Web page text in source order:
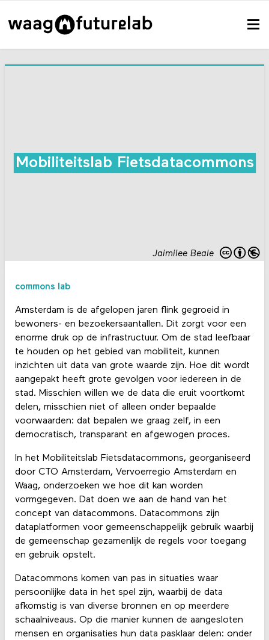
Jaimilee Beale
Mobiliteitslab Fietsdatacommons
commons lab
Amsterdam is de afgelopen jaren flink gegroeid in
bewoners- en bezoekersaantallen. Dit zorgt voor een
enorme druk op de infrastructuur. Om de stad leefbaar
te houden op het gebied van mobiliteit, kunnen
inzichten uit data van grote waarde zijn. Hoe dit wordt
aangepakt heeft grote gevolgen voor iedereen in de
stad. Misschien willen we de data die eruit voortkomt
delen, misschien niet of alleen onder bepaalde
voorwaarden: dat bepalen we graag zelf, in een
democratisch, transparant en afgewogen proces.
In het Mobiliteitslab Fietsdatacommons, georganiseerd
door CTO Amsterdam, Vervoerregio Amsterdam en
Waag, onderzoeken we hoe dit kan worden
vormgegeven. Dat doen we aan de hand van het
concept van datacommons. Datacommons zijn
dataplatformen voor gemeenschappelijk gebruik waarbij
de gemeenschap gezamenlijk de regels voor toegang
en gebruik opstelt.
Datacommons komen van pas in situaties waar
persoonlijke data in het spel zijn, waarbij de data
afkomstig is van diverse bronnen en op meerdere
schaalniveaus. Op die manier kunnen de aangesloten
mensen en organisaties hun data pasklaar delen: onder